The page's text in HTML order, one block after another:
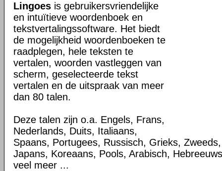
Lingoes is gebruikersvriendelijke
en intuïtieve woordenboek en
tekstvertalingssoftware. Het biedt
de mogelijkheid woordenboeken te
raadplegen, hele teksten te
vertalen, woorden vastleggen van
scherm, geselecteerde tekst
vertalen en de uitspraak van meer
dan 80 talen.
Deze talen zijn o.a. Engels, Frans,
Nederlands, Duits, Italiaans,
Spaans, Portugees, Russisch, Grieks,
Japans, Koreaans, Pools, Arabisch,
veel meer ...